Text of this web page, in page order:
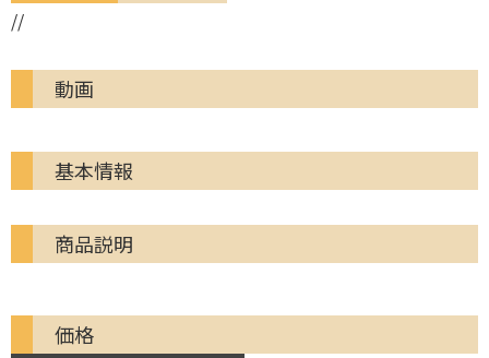
//
動画
基本情報
商品説明
価格